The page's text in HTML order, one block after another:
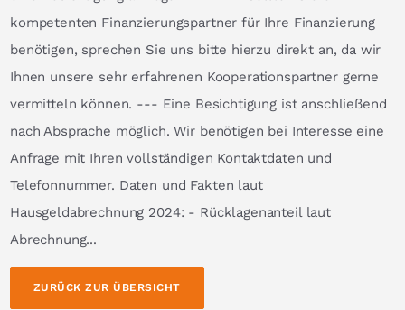
kompetenten Finanzierungspartner für Ihre Finanzierung
benötigen, sprechen Sie uns bitte hierzu direkt an, da wir
Ihnen unsere sehr erfahrenen Kooperationspartner gerne
vermitteln können. --- Eine Besichtigung ist anschließend
nach Absprache möglich. Wir benötigen bei Interesse eine
Anfrage mit Ihren vollständigen Kontaktdaten und
Telefonnummer. Daten und Fakten laut
Hausgeldabrechnung 2024: - Rücklagenanteil laut
Abrechnung...
ZURÜCK ZUR ÜBERSICHT